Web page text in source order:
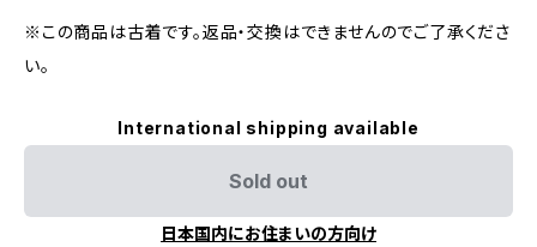
※この商品は古着です。返品・交換はできませんのでご了承くださ
い。
International shipping available
Sold out
日本国内にお住まいの方向け